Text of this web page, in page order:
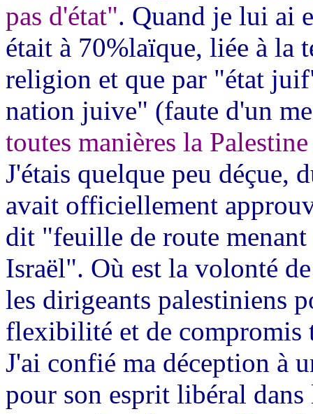
pas d'état". Quand je lui ai
était à 70%laïque, liée à la
religion et que par "état
nation juive" (faute d'un
toutes manières la
J'étais quelque peu déçue,
avait officiellement
dit "feuille de route
Israël". Où est la volonté
les dirigeants palestiniens
flexibilité et de compromis
J'ai confié ma déception à
pour son esprit libéral dans